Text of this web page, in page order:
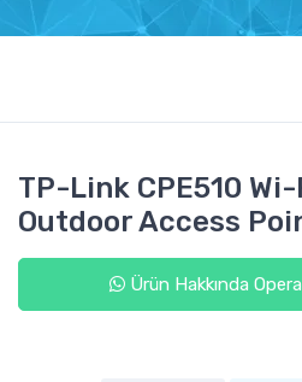
TP-Link CPE510
Outdoor Access
Ürün Hakkında